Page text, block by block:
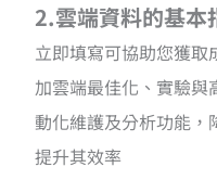
2.雲端資料的基本
立即填寫可協助您獲取
加雲端最佳化、實驗與
動化維護及分析功能，
提升其效率